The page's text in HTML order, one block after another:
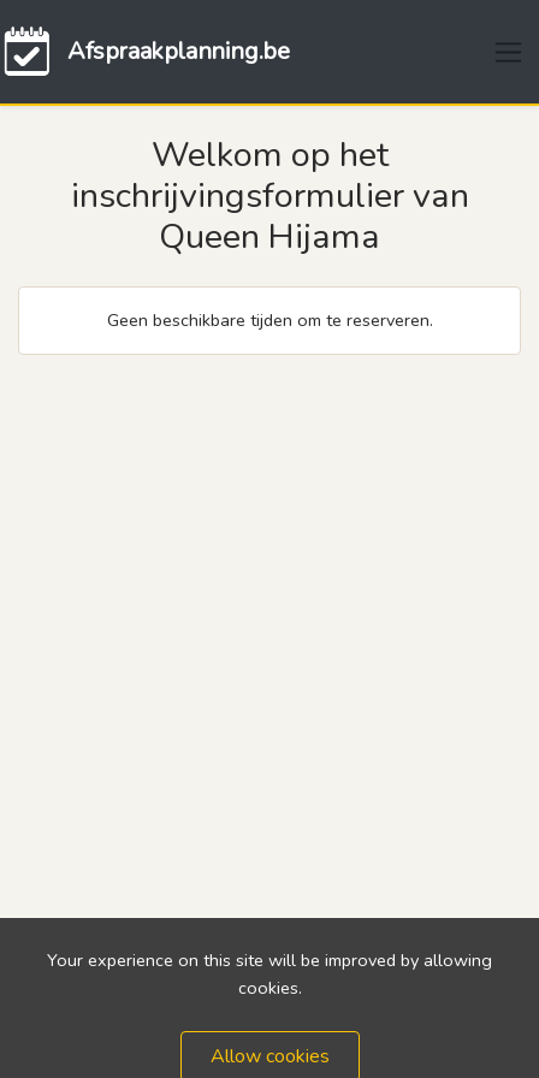
Afspraakplanning.be
Welkom op het
inschrijvingsformulier van
Queen Hijama
Geen beschikbare tijden om te reserveren.
Your experience on this site will be improved by allowing
cookies.
Allow cookies